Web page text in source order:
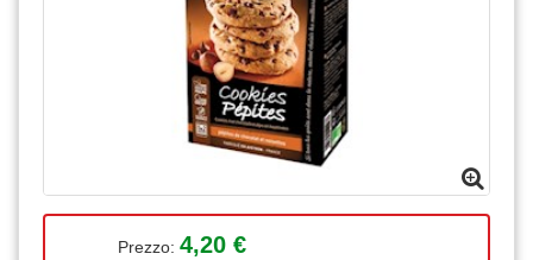
Prezzo: 4,20 €